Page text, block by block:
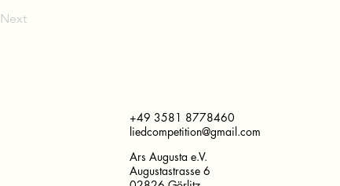
Next
+49 3581 8778460
liedcompetition@gmail.com
Ars Augusta e.V.
Augustastrasse 6